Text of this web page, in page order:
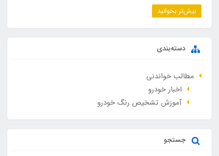
بیش‌تر بخوانید
دسته‌بندی
مطالب خواندنی
اخبار خودرو
آموزش تشخیص رنگ خودرو
جستجو